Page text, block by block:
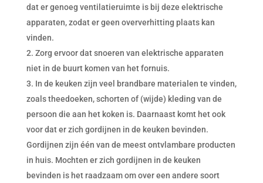
dat er genoeg ventilatieruimte is bij deze elektrische
apparaten, zodat er geen oververhitting plaats kan
vinden.
Zorg ervoor dat snoeren van elektrische apparaten
niet in de buurt komen van het fornuis.
In de keuken zijn veel brandbare materialen te vinden,
zoals theedoeken, schorten of (wijde) kleding van de
persoon die aan het koken is. Daarnaast komt het ook
voor dat er zich gordijnen in de keuken bevinden.
Gordijnen zijn één van de meest ontvlambare producten
in huis. Mochten er zich gordijnen in de keuken
bevinden is het raadzaam om over een andere soort